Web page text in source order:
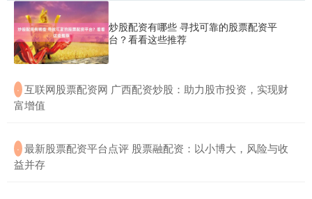
炒股配资有哪些 寻找可靠的股票配资平
台？看看这些推荐
· ​互联网股票配资网 广西配资炒股：助力股市投资，实现财
富增值
· ​最新股票配资平台点评 股票融配资：以小博大，风险与收
益并存